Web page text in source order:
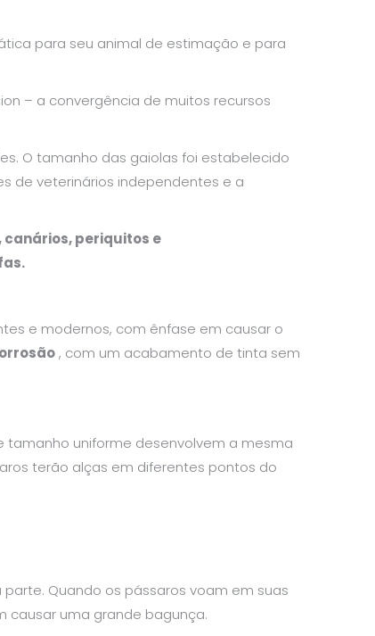
para seu animal de estimação e para
– a convergência de muitos recursos
O tamanho das gaiolas foi estabelecido
de veterinários independentes e a
periquitos e
e modernos, com ênfase em causar o
, com um acabamento de tinta sem
uniforme desenvolvem a mesma
terão alças em diferentes pontos do
Quando os pássaros voam em suas
causar uma grande bagunça.